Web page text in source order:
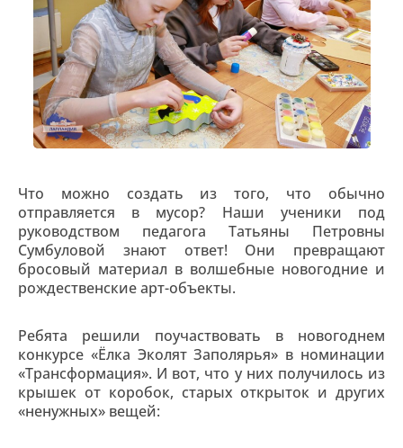
Что можно создать из того, что обычно
отправляется в мусор? Наши ученики под
руководством педагога Татьяны Петровны
Сумбуловой знают ответ! Они превращают
бросовый материал в волшебные новогодние и
рождественские арт-объекты.
Ребята решили поучаствовать в новогоднем
конкурсе «Ёлка Эколят Заполярья» в номинации
«Трансформация». И вот, что у них получилось из
крышек от коробок, старых открыток и других
«ненужных» вещей: